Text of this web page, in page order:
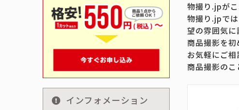
物撮り.jpが
物撮り.jpで
望の雰囲気に
商品撮影を
お気軽にご相
商品撮影のこ
インフォメーション